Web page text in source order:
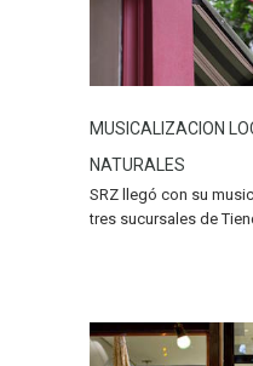
MUSICALIZACION
NATURALES
SRZ llegó con su
tres sucursales de